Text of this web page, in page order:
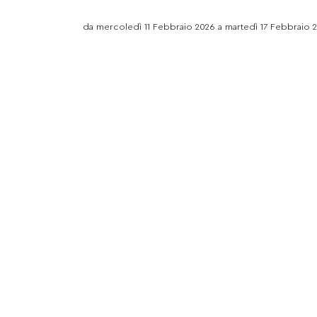
da mercoledì 11 Febbraio 2026 a martedì 17 Febbraio